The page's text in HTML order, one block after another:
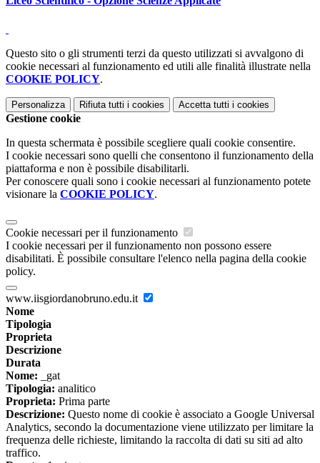
Questo sito o gli strumenti terzi da questo utilizzati si avvalgono di
cookie necessari al funzionamento ed utili alle finalità illustrate nella
COOKIE POLICY.
Personalizza Rifiuta tutti i cookies Accetta tutti i cookies
Gestione cookie
In questa schermata è possibile scegliere quali cookie consentire.
I cookie necessari sono quelli che consentono il funzionamento della
piattaforma e non è possibile disabilitarli.
Per conoscere quali sono i cookie necessari al funzionamento potete
visionare la COOKIE POLICY.
Cookie necessari per il funzionamento
I cookie necessari per il funzionamento non possono essere
disabilitati. È possibile consultare l'elenco nella pagina della cookie
policy.
www.iisgiordanobruno.edu.it
Nome
Tipologia
Proprieta
Descrizione
Durata
Nome: _gat
Tipologia: analitico
Proprieta: Prima parte
Descrizione: Questo nome di cookie è associato a Google Universal
Analytics, secondo la documentazione viene utilizzato per limitare la
frequenza delle richieste, limitando la raccolta di dati su siti ad alto
traffico.